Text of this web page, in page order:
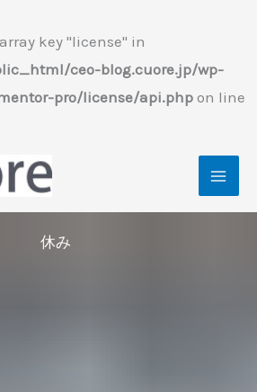
key "license" in
ceo-blog.cuore.jp/wp-
pro/license/api.php on line
休み